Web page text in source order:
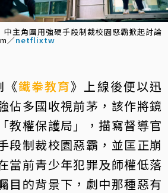
主角團用強硬手段制裁校園惡霸掀起討論
／netflixtw
《鐵拳教育》上線後便以迅
佔多國收視前茅，該作將鏡
教權保護局」，描寫督導官
段制裁校園惡霸，並匡正崩
當前青少年犯罪及師權低落
目的背景下，劇中那種惡有